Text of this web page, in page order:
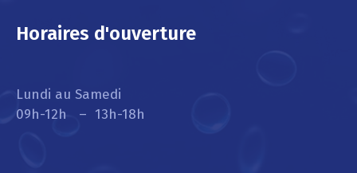
Horaires d'ouverture
Lundi au Samedi
09h-12h – 13h-18h